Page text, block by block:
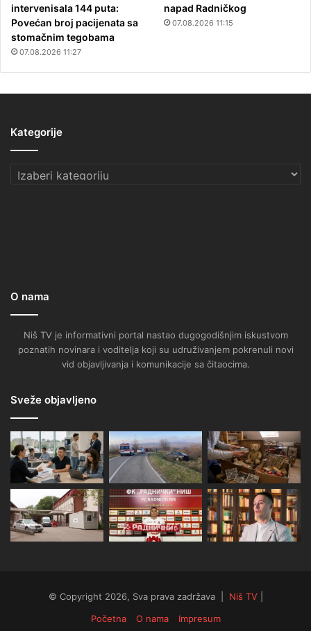
intervenisala 144 puta:
Povećan broj pacijenata sa
stomačnim tegobama
07.08.2026 11:27
napad Radničkog
07.08.2026 11:15
Kategorije
Kategorije
O nama
Niš TV je informativni portal nastao dugogodišnjim iskustvom
poznatih novinara i voditelja koji su udruživanjem pokrenuli novi
vid objavljivanja i komunikacije sa čitaocima.
Sveže objavljeno
© Copyright 2026, Sva prava zadržava | Niš TV|
Početna
O nama Impresum